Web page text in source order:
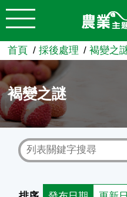
跳到主要內容
農業知識入口
首頁 採後處理 褐變之
褐變之謎